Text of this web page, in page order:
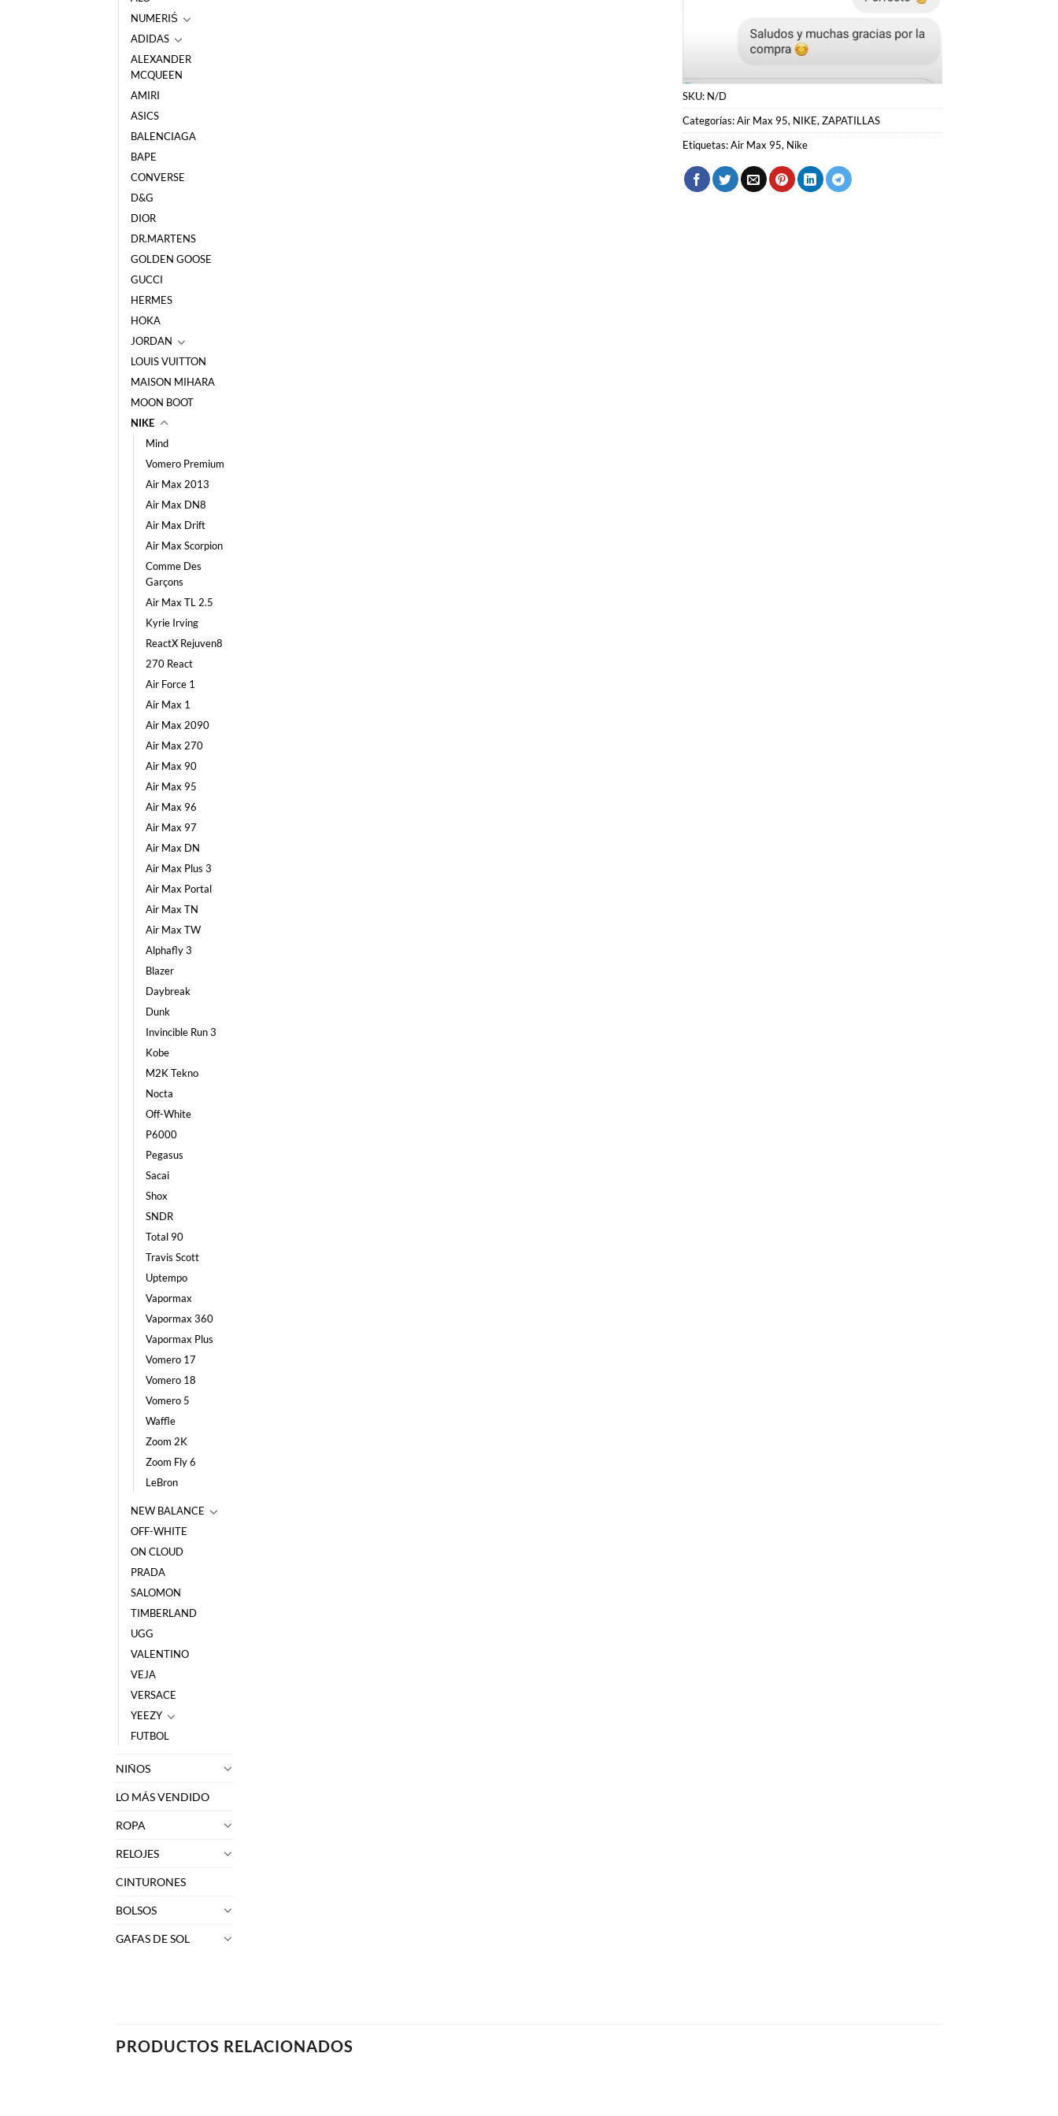
NUMERIŚ
ADIDAS
ALEXANDER
MCQUEEN
AMIRI
ASICS
BALENCIAGA
BAPE
CONVERSE
D&G
DIOR
DR.MARTENS
GOLDEN GOOSE
GUCCI
HERMES
HOKA
JORDAN
LOUIS VUITTON
MAISON MIHARA
MOON BOOT
NIKE
Mind
Vomero Premium
Air Max 2013
Air Max DN8
Air Max Drift
Air Max Scorpion
Comme Des
Garçons
Air Max TL 2.5
Kyrie Irving
ReactX Rejuven8
270 React
Air Force 1
Air Max 1
Air Max 2090
Air Max 270
Air Max 90
Air Max 95
Air Max 96
Air Max 97
Air Max DN
Air Max Plus 3
Air Max Portal
Air Max TN
Air Max TW
Alphafly 3
Blazer
Daybreak
Dunk
Invincible Run 3
Kobe
M2K Tekno
Nocta
Off-White
P6000
Pegasus
Sacai
Shox
SNDR
Total 90
Travis Scott
Uptempo
Vapormax
Vapormax 360
Vapormax Plus
Vomero 17
Vomero 18
Vomero 5
Waffle
Zoom 2K
Zoom Fly 6
LeBron
NEW BALANCE
OFF-WHITE
ON CLOUD
PRADA
SALOMON
TIMBERLAND
UGG
VALENTINO
VEJA
VERSACE
YEEZY
FUTBOL
NIÑOS
LO MÁS VENDIDO
ROPA
RELOJES
CINTURONES
BOLSOS
GAFAS DE SOL
SKU:
N/D
Etiquetas: Air Max 95,Nike
PRODUCTOS RELACIONADOS